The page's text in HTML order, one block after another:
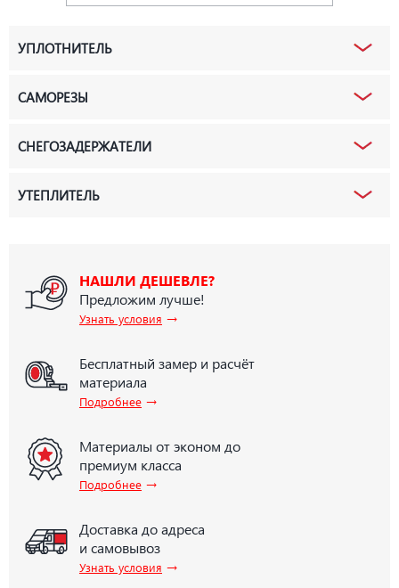
УПЛОТНИТЕЛЬ
САМОРЕЗЫ
СНЕГОЗАДЕРЖАТЕЛИ
УТЕПЛИТЕЛЬ
НАШЛИ ДЕШЕВЛЕ?
Предложим лучше!
Узнать условия →
Бесплатный замер и расчёт
материала
Подробнее →
Материалы от эконом до
премиум класса
Подробнее →
Доставка до адреса
и самовывоз
Узнать условия →